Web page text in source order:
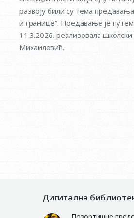
развоју били су тема
и границе“. Предавање је
11.3.2026. реализовала
Михаиловић.
Дигитална